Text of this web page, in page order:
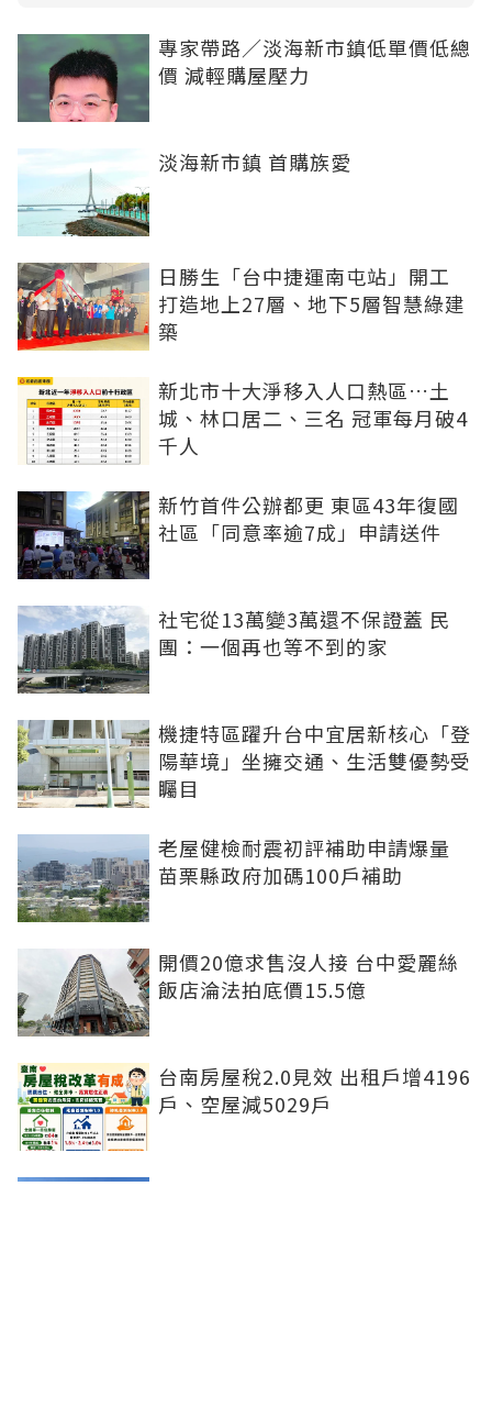
專家帶路／淡海新市鎮低單價低總
價 減輕購屋壓力
淡海新市鎮 首購族愛
日勝生「台中捷運南屯站」開工
打造地上27層、地下5層智慧綠建
築
新北市十大淨移入人口熱區…土
城、林口居二、三名 冠軍每月破4
千人
新竹首件公辦都更 東區43年復國
社區「同意率逾7成」申請送件
社宅從13萬變3萬還不保證蓋 民
團：一個再也等不到的家
機捷特區躍升台中宜居新核心「登
陽華境」坐擁交通、生活雙優勢受
矚目
老屋健檢耐震初評補助申請爆量
苗栗縣政府加碼100戶補助
開價20億求售沒人接 台中愛麗絲
飯店淪法拍底價15.5億
台南房屋稅2.0見效 出租戶增4196
戶、空屋減5029戶